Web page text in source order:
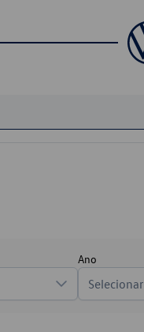
Ano
Selecionar